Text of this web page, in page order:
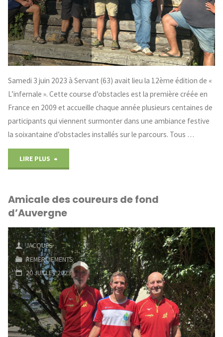
Samedi 3 juin 2023 à Servant (63) avait lieu la 12ème édition de «
L’infernale ». Cette course d’obstacles est la première créée en
France en 2009 et accueille chaque année plusieurs centaines de
participants qui viennent surmonter dans une ambiance festive
la soixantaine d’obstacles installés sur le parcours. Tous …
LIRE PLUS
d’Acte
Amicale des coureurs de fond
d’Auvergne
JACQUES
REMERCIEMENTS
20 JUILLET 2023